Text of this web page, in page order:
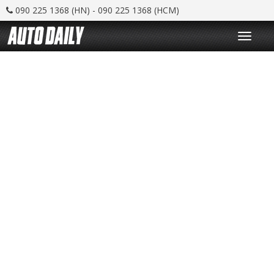
090 225 1368 (HN) - 090 225 1368 (HCM)
T
o
g